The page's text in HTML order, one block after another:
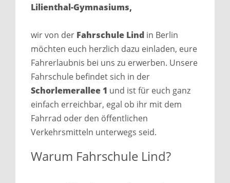
Lilienthal-Gymnasiums,
wir von der Fahrschule Lind in Berlin
möchten euch herzlich dazu einladen, eure
Fahrerlaubnis bei uns zu erwerben. Unsere
Fahrschule befindet sich in der
Schorlemerallee 1 und ist für euch ganz
einfach erreichbar, egal ob ihr mit dem
Fahrrad oder den öffentlichen
Verkehrsmitteln unterwegs seid.
Warum Fahrschule Lind?